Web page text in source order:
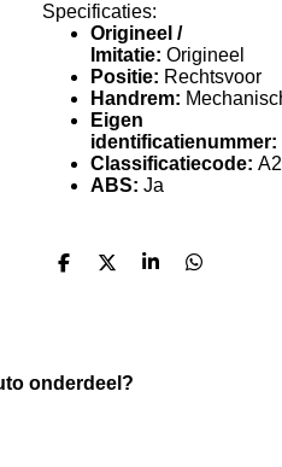
Specificaties:
Origineel /
Imitatie: Origineel
Positie: Rechtsvoor
Handrem:
Eigen
identificatienummer:
Classificatiecode: A2
ABS: Ja
D
D
S
D
onderdeel?